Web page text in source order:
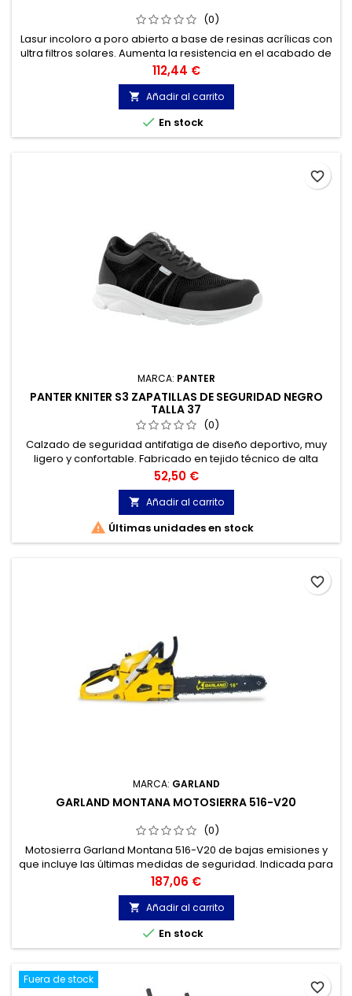
(0)
Lasur incoloro a poro abierto a base de resinas acrílicas con
ultra filtros solares. Aumenta la resistencia en el acabado de
maderas expuestas en exteriores.
Precio
112,44 €
 Añadir al carrito
 En stock
MARCA: PANTER
PANTER KNITER S3 ZAPATILLAS DE SEGURIDAD NEGRO
TALLA 37
(0)
Calzado de seguridad antifatiga de diseño deportivo, muy
ligero y confortable. Fabricado en tejido técnico de alta
resistencia muy transpirable, con un atractivo diseño y
estética sport-casual.
Precio
52,50 €
 Añadir al carrito
 Últimas unidades en stock
favorite_border
MARCA: GARLAND
GARLAND MONTANA MOTOSIERRA 516-V20
(0)
Motosierra Garland Montana 516-V20 de bajas emisiones y
que incluye las últimas medidas de seguridad. Indicada para
la tala de árboles pequeños y troceos de leña.
Precio
187,06 €
 Añadir al carrito
 En stock
favorite_border
Fuera de stock
favorite_border